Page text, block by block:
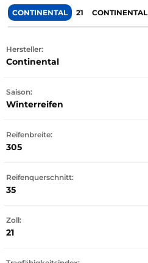
CONTINENTAL 21 CONTINENTAL
Hersteller:
Continental
Saison:
Winterreifen
Reifenbreite:
305
Reifenquerschnitt:
35
Zoll:
21